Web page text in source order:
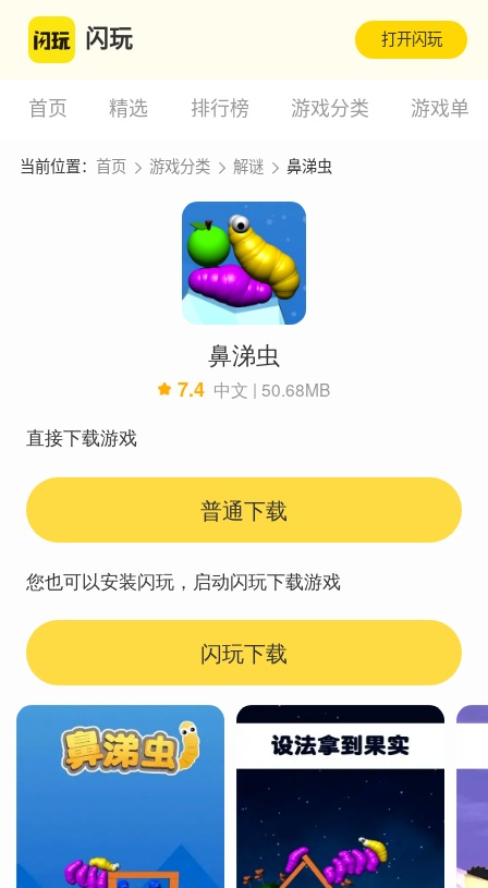
闪玩 打开闪玩
首页 精选 排行榜 游戏分类 游戏单
当前位置： 首页 游戏分类 解谜 鼻涕虫
鼻涕虫
7.4 中文 | 50.68MB
直接下载游戏
普通下载
您也可以安装闪玩，启动闪玩下载游戏
闪玩下载